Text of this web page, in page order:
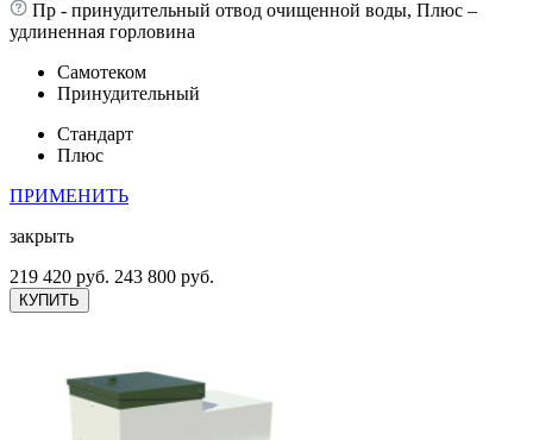
Пр - принудительный отвод очищенной воды, Плюс –
удлиненная горловина
Самотеком
Принудительный
Стандарт
Плюс
ПРИМЕНИТЬ
закрыть
219 420 руб. 243 800 руб.
КУПИТЬ